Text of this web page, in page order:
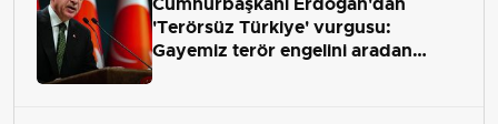
'Terörsüz Türkiye' vurgusu:
Gayemiz terör engelini aradan